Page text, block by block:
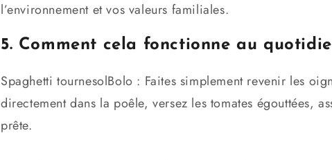
l’environnement et vos valeurs familiales.
5. Comment cela fonctionne au
Spaghetti tournesolBolo : Faites simplement revenir les
directement dans la poêle, versez les tomates égouttées,
prête.